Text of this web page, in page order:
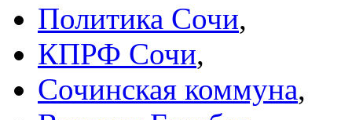
Политика Сочи,
КПРФ Сочи,
Сочинская коммуна,